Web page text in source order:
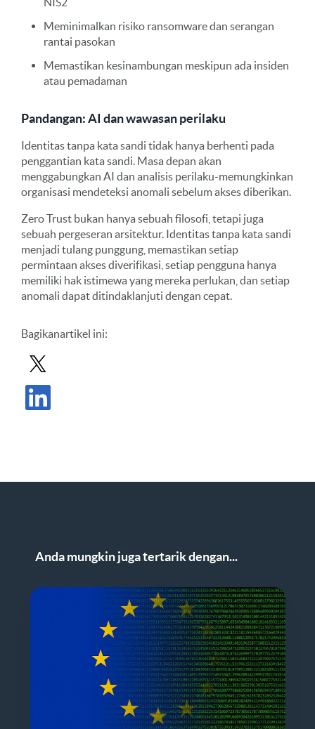
Meminimalkan risiko ransomware dan serangan
rantai pasokan
Memastikan kesinambungan meskipun ada insiden
atau pemadaman
Pandangan: AI dan wawasan perilaku
Identitas tanpa kata sandi tidak hanya berhenti pada
penggantian kata sandi. Masa depan akan
menggabungkan AI dan analisis perilaku-memungkinkan
organisasi mendeteksi anomali sebelum akses diberikan.
Zero Trust bukan hanya sebuah filosofi, tetapi juga
sebuah pergeseran arsitektur. Identitas tanpa kata sandi
menjadi tulang punggung, memastikan setiap
permintaan akses diverifikasi, setiap pengguna hanya
memiliki hak istimewa yang mereka perlukan, dan setiap
anomali dapat ditindaklanjuti dengan cepat.
Bagikanartikel ini:
Bagikan Posting di X
Anda mungkin juga tertarik dengan...